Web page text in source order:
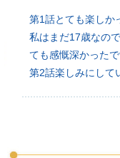
第1話とても楽しか
私はまだ17歳なの
ても感慨深かったで
第2話楽しみにして